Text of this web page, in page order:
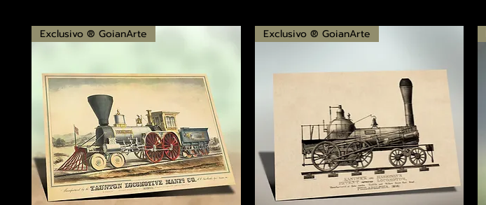
Exclusivo ® GoianArte Exclusivo ® GoianArte